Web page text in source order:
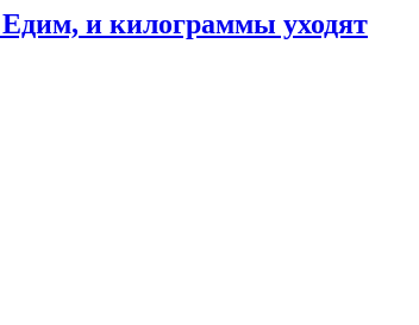
Едим, и килограммы уходят